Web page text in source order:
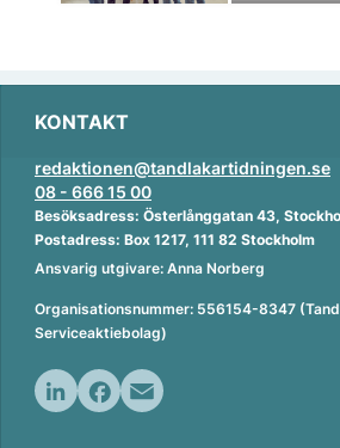
KONTAKT
redaktionen@tandlakartidningen.se
08 - 666 15 00
Besöksadress: Österlånggatan 43,
Postadress: Box 1217, 111 82 Stockholm
Ansvarig utgivare: Anna Norberg
Organisationsnummer: 556154-8347
Serviceaktiebolag)